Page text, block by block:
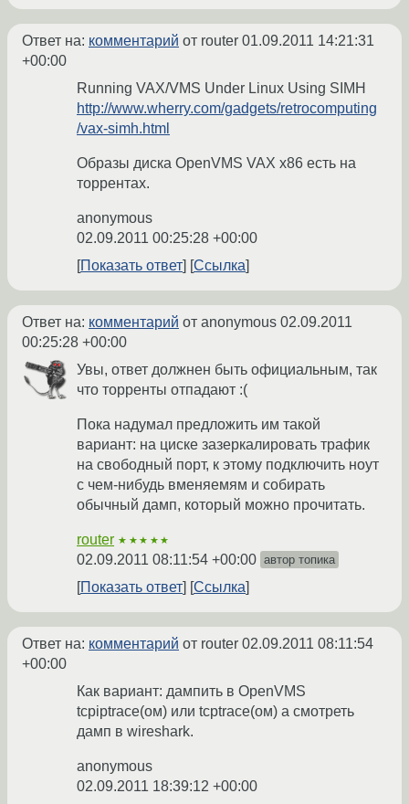
Ответ на: комментарий от router 01.09.2011 14:21:31
+00:00
Running VAX/VMS Under Linux Using SIMH
http://www.wherry.com/gadgets/retrocomputing
/vax-simh.html
Образы диска OpenVMS VAX x86 есть на
торрентах.
anonymous
02.09.2011 00:25:28 +00:00
Показать ответ
Ссылка
Ответ на: комментарий от anonymous 02.09.2011
00:25:28 +00:00
Увы, ответ должнен быть официальным, так
что торренты отпадают :(
Пока надумал предложить им такой
вариант: на циске зазеркалировать трафик
на свободный порт, к этому подключить ноут
с чем-нибудь вменяемям и собирать
обычный дамп, который можно прочитать.
router ★★★★★
02.09.2011 08:11:54 +00:00 автор топика
Показать ответ Ссылка
Ответ на: комментарий от router 02.09.2011 08:11:54
+00:00
Как вариант: дампить в OpenVMS
tcpiptrace(ом) или tcptrace(ом) а смотреть
дамп в wireshark.
anonymous
02.09.2011 18:39:12 +00:00